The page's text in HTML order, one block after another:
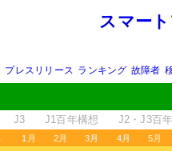
スマー
プレスリリース ランキング 故障者
J3 J1百年構想 J2・J3百
1月 2月 3月 4月 5月